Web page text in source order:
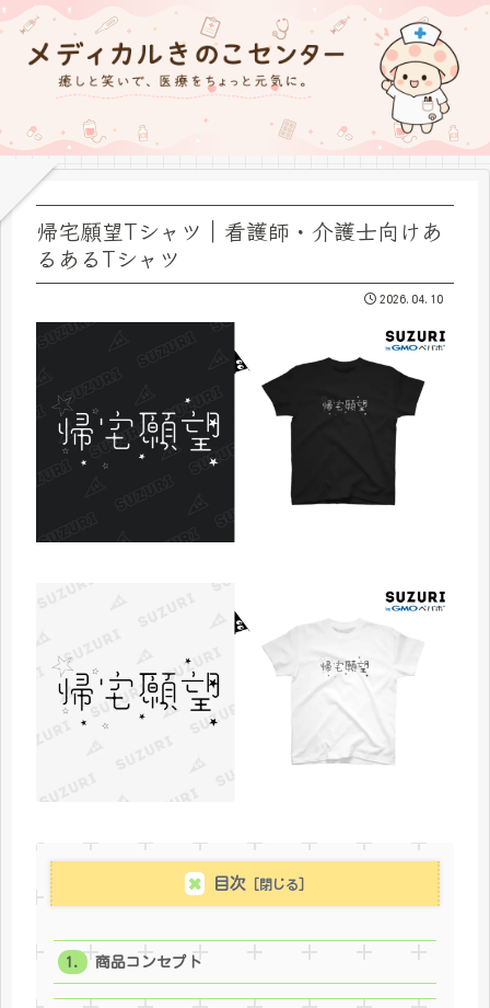
帰宅願望Tシャツ｜看護師・介護士向けあ
るあるTシャツ
2026.04.10
目次
商品コンセプト